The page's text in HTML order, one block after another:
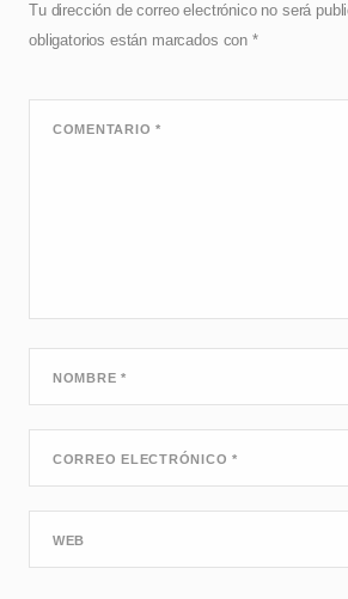
Tu dirección de correo electrónico no será
obligatorios están marcados con *
COMENTARIO*
NOMBRE*
CORREO ELECTRÓNICO*
WEB